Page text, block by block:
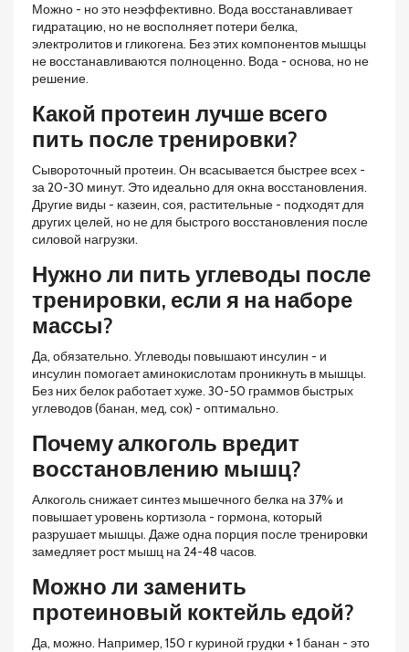
Можно - но это неэффективно. Вода восстанавливает
гидратацию, но не восполняет потери белка,
электролитов и гликогена. Без этих компонентов мышцы
не восстанавливаются полноценно. Вода - основа, но не
решение.
Какой протеин лучше всего
пить после тренировки?
Сывороточный протеин. Он всасывается быстрее всех -
за 20-30 минут. Это идеально для окна восстановления.
Другие виды - казеин, соя, растительные - подходят для
других целей, но не для быстрого восстановления после
силовой нагрузки.
Нужно ли пить углеводы после
тренировки, если я на наборе
массы?
Да, обязательно. Углеводы повышают инсулин - и
инсулин помогает аминокислотам проникнуть в мышцы.
Без них белок работает хуже. 30-50 граммов быстрых
углеводов (банан, мед, сок) - оптимально.
Почему алкоголь вредит
восстановлению мышц?
Алкоголь снижает синтез мышечного белка на 37% и
повышает уровень кортизола - гормона, который
разрушает мышцы. Даже одна порция после тренировки
замедляет рост мышц на 24-48 часов.
Можно ли заменить
протеиновый коктейль едой?
Да, можно. Например, 150 г куриной грудки + 1 банан - это